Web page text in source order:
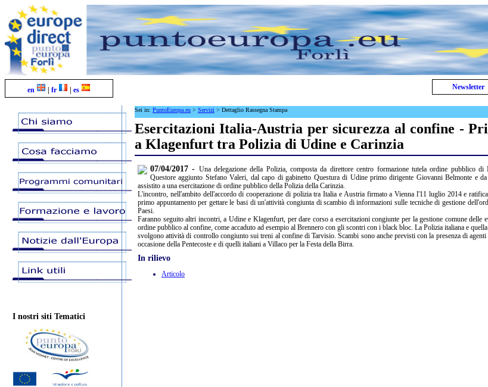
en | fr | es Newsletter
I nostri siti Tematici
Sei in: PuntoEuropa.eu > Servizi > Dettaglio Rassegna Stampa
Esercitazioni Italia-Austria per sicurezza al confine -
a Klagenfurt tra Polizia di Udine e Carinzia
07/04/2017 - Una delegazione della Polizia, composta da direttore centro formazione tutela ordine pubblico di
Questore aggiunto Stefano Valeri, dal capo di gabinetto Questura di Udine primo dirigente Giovanni Belmonte e
assistito a una esercitazione di ordine pubblico della Polizia della Carinzia.
L'incontro, nell'ambito dell'accordo di cooperazione di polizia tra Italia e Austria firmato a Vienna l'11 luglio 2014 e
primo appuntamento per gettare le basi di un'attività congiunta di scambio di informazioni sulle tecniche di gestione
Paesi.
Faranno seguito altri incontri, a Udine e Klagenfurt, per dare corso a esercitazioni congiunte per la gestione comune delle
ordine pubblico al confine, come accaduto ad esempio al Brennero con gli scontri con i black bloc. La Polizia italiana e
svolgono attività di controllo congiunto sui treni al confine di Tarvisio. Scambi sono anche previsti con la presenza di
occasione della Pentecoste e di quelli italiani a Villaco per la Festa della Birra.
In rilievo
Articolo